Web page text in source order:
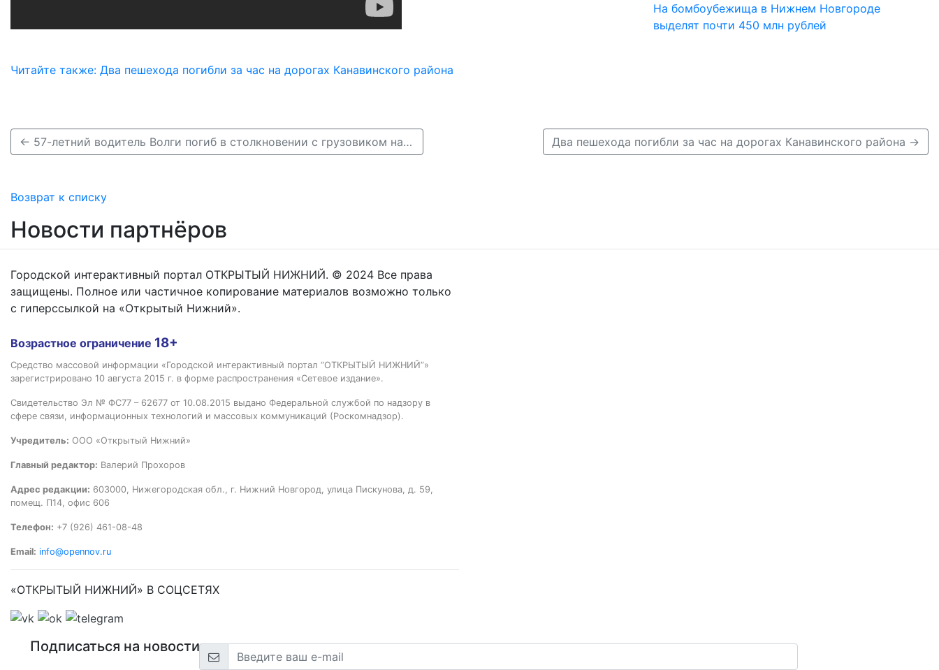
Читайте также: Два пешехода погибли за час на дорогах Канавинского района
На бомбоубежища в Нижнем Новгороде
выделят почти 450 млн рублей
← 57-летний водитель Волги погиб в столкновении с грузовиком на трассе под Нижним Два пешехода погибли за час на дорогах Канавинского района →
Возврат к списку
Новости партнёров
Городской интерактивный портал ОТКРЫТЫЙ НИЖНИЙ. © 2024 Все права
защищены. Полное или частичное копирование материалов возможно только
с гиперссылкой на «Открытый Нижний».
Возрастное ограничение 18+
Средство массовой информации «Городской интерактивный портал “ОТКРЫТЫЙ НИЖНИЙ”»
зарегистрировано 10 августа 2015 г. в форме распространения «Сетевое издание».
Свидетельство Эл № ФС77 – 62677 от 10.08.2015 выдано Федеральной службой по надзору в
сфере связи, информационных технологий и массовых коммуникаций (Роскомнадзор).
Учредитель: ООО «Открытый Нижний»
Главный редактор: Валерий Прохоров
Адрес редакции: 603000, Нижегородская обл., г. Нижний Новгород, улица Пискунова, д. 59,
помещ. П14, офис 606
Телефон: +7 (926) 461-08-48
Email: info@opennov.ru
«ОТКРЫТЫЙ НИЖНИЙ» В СОЦСЕТЯХ
Подписаться на новости